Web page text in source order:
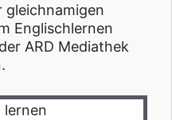
gleichnamigen
Englischlernen
ARD Mediathek
lernen